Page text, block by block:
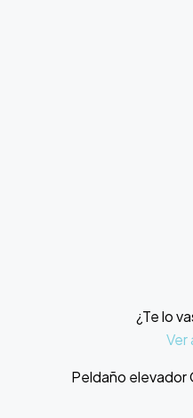
¿Te lo
Ver
Peldaño elevador